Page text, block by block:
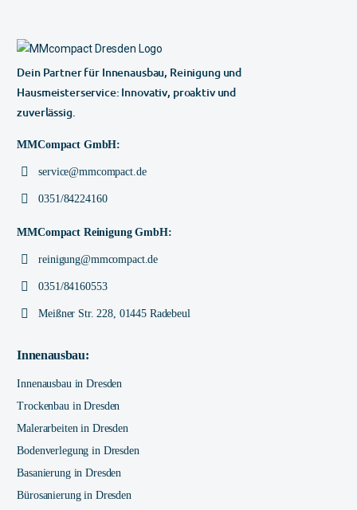
Dein Partner für Innenausbau, Reinigung und
Hausmeisterservice: Innovativ, proaktiv und
zuverlässig.
MMCompact GmbH:
service@mmcompact.de
0351/84224160
MMCompact Reinigung GmbH:
reinigung@mmcompact.de
0351/84160553
Meißner Str. 228, 01445 Radebeul
Innenausbau:
Innenausbau in Dresden
Trockenbau in Dresden
Malerarbeiten in Dresden
Bodenverlegung in Dresden
Basanierung in Dresden
Bürosanierung in Dresden